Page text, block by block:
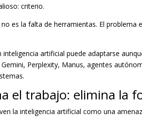
criterio.
es la falta de herramientas. El problema
artificial puede adaptarse
Gemini, Perplexity, Manus, agentes
el trabajo: elimina la
la inteligencia artificial como una